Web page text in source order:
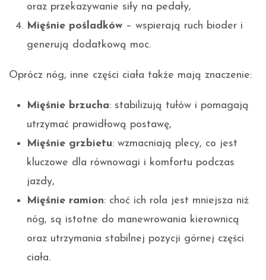
oraz przekazywanie siły na pedały,
Mięśnie pośladków – wspierają ruch bioder i
generują dodatkową moc.
Oprócz nóg, inne części ciała także mają znaczenie:
Mięśnie brzucha: stabilizują tułów i pomagają
utrzymać prawidłową postawę,
Mięśnie grzbietu: wzmacniają plecy, co jest
kluczowe dla równowagi i komfortu podczas
jazdy,
Mięśnie ramion: choć ich rola jest mniejsza niż
nóg, są istotne do manewrowania kierownicą
oraz utrzymania stabilnej pozycji górnej części
ciała.